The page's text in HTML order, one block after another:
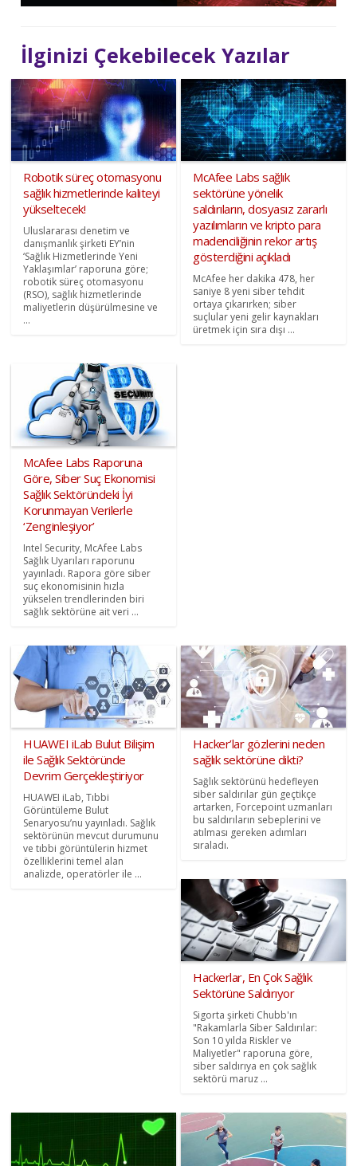
İlginizi Çekebilecek Yazılar
Robotik süreç otomasyonu
sağlık hizmetlerinde kaliteyi
yükseltecek!
Uluslararası denetim ve
danışmanlık şirketi EY’nin
‘Sağlık Hizmetlerinde Yeni
Yaklaşımlar’ raporuna göre;
robotik süreç otomasyonu
(RSO), sağlık hizmetlerinde
maliyetlerin düşürülmesine ve
...
McAfee Labs sağlık
sektörüne yönelik
saldırıların, dosyasız zararlı
yazılımların ve kripto para
madenciliğinin rekor artış
gösterdiğini açıkladı
McAfee her dakika 478, her
saniye 8 yeni siber tehdit
ortaya çıkarırken; siber
suçlular yeni gelir kaynakları
üretmek için sıra dışı ...
McAfee Labs Raporuna
Göre, Siber Suç Ekonomisi
Sağlık Sektöründeki İyi
Korunmayan Verilerle
‘Zenginleşiyor’
Intel Security, McAfee Labs
Sağlık Uyarıları raporunu
yayınladı. Rapora göre siber
suç ekonomisinin hızla
yükselen trendlerinden biri
sağlık sektörüne ait veri ...
HUAWEI iLab Bulut Bilişim
ile Sağlık Sektöründe
Devrim Gerçekleştiriyor
HUAWEI iLab, Tıbbi
Görüntüleme Bulut
Senaryosu’nu yayınladı. Sağlık
sektörünün mevcut durumunu
ve tıbbi görüntülerin hizmet
özelliklerini temel alan
analizde, operatörler ile ...
Hacker’lar gözlerini neden
sağlık sektörüne dikti?
Sağlık sektörünü hedefleyen
siber saldırılar gün geçtikçe
artarken, Forcepoint uzmanları
bu saldırıların sebeplerini ve
atılması gereken adımları
sıraladı.
Hackerlar, En Çok Sağlık
Sektörüne Saldırıyor
Sigorta şirketi Chubb'ın
"Rakamlarla Siber Saldırılar:
Son 10 yılda Riskler ve
Maliyetler" raporuna göre,
siber saldırıya en çok sağlık
sektörü maruz ...